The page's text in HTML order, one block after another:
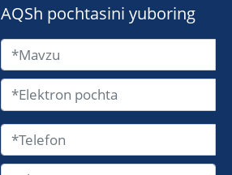
AQSh pochtasini yuboring